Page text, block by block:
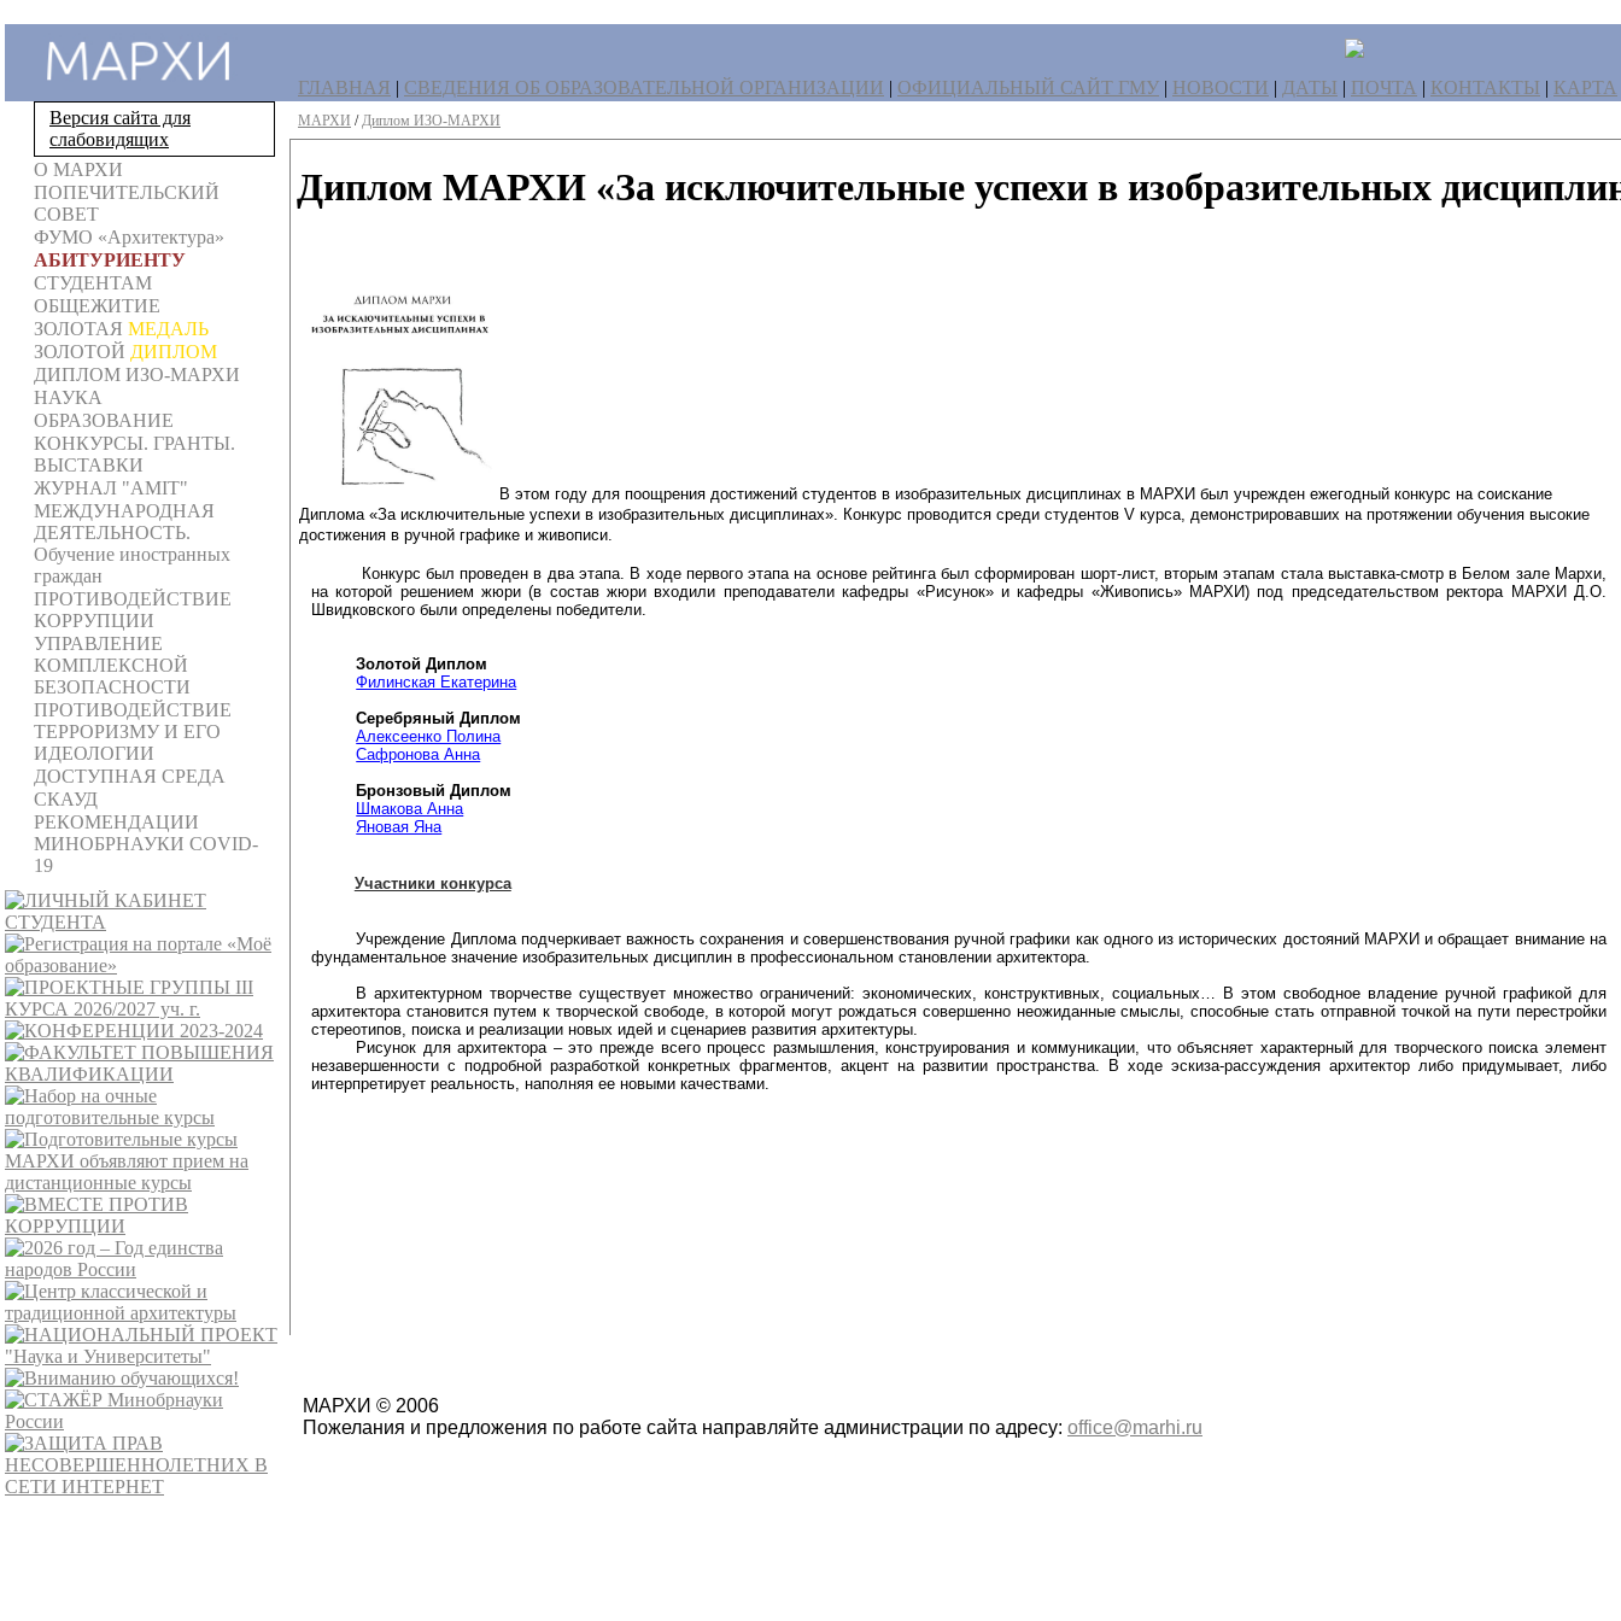
Версия сайта для
слабовидящих
О МАРХИ
ПОПЕЧИТЕЛЬСКИЙ
СОВЕТ
ФУМО «Архитектура»
АБИТУРИЕНТУ
СТУДЕНТАМ
ОБЩЕЖИТИЕ
ЗОЛОТАЯ МЕДАЛЬ
ЗОЛОТОЙ ДИПЛОМ
ДИПЛОМ ИЗО-МАРХИ
НАУКА
ОБРАЗОВАНИЕ
КОНКУРСЫ. ГРАНТЫ.
ВЫСТАВКИ
ЖУРНАЛ "AMIT"
МЕЖДУНАРОДНАЯ
ДЕЯТЕЛЬНОСТЬ.
Обучение иностранных
граждан
ПРОТИВОДЕЙСТВИЕ
КОРРУПЦИИ
УПРАВЛЕНИЕ
КОМПЛЕКСНОЙ
БЕЗОПАСНОСТИ
ПРОТИВОДЕЙСТВИЕ
ТЕРРОРИЗМУ И ЕГО
ИДЕОЛОГИИ
ДОСТУПНАЯ СРЕДА
СКАУД
РЕКОМЕНДАЦИИ
МИНОБРНАУКИ COVID-
19
ГЛАВНАЯ | СВЕДЕНИЯ ОБ ОБРАЗОВАТЕЛЬНОЙ ОРГАНИЗАЦИИ | ОФИЦИАЛЬНЫЙ САЙТ ГМУ | НОВОСТИ | ДАТЫ | ПОЧТА | КОНТАКТЫ | КАРТА
МАРХИ /Диплом ИЗО-МАРХИ
Диплом МАРХИ «За исключительные успехи в изобразительных
В этом году для поощрения достижений студентов в изобразительных дисциплинах в МАРХИ был учрежден ежегодный конкурс на соискание
Диплома «За исключительные успехи в изобразительных дисциплинах». Конкурс проводится среди студентов V курса, демонстрировавших на протяжении обучения высокие
достижения в ручной графике и живописи.
Конкурс был проведен в два этапа. В ходе первого этапа на основе рейтинга был сформирован шорт-лист, вторым этапам стала выставка-смотр в Белом зале Мархи,
на которой решением жюри (в состав жюри входили преподаватели кафедры «Рисунок» и кафедры «Живопись» МАРХИ) под председательством ректора МАРХИ Д.О.
Швидковского были определены победители.
Золотой Диплом
Филинская Екатерина
Серебряный Диплом
Алексеенко Полина
Сафронова Анна
Бронзовый Диплом
Шмакова Анна
Яновая Яна
Участники конкурса
Учреждение Диплома подчеркивает важность сохранения и совершенствования ручной графики как одного из исторических достояний МАРХИ и обращает внимание на
фундаментальное значение изобразительных дисциплин в профессиональном становлении архитектора.
В архитектурном творчестве существует множество ограничений: экономических, конструктивных, социальных… В этом свободное владение ручной графикой для
архитектора становится путем к творческой свободе, в которой могут рождаться совершенно неожиданные смыслы, способные стать отправной точкой на пути перестройки
стереотипов, поиска и реализации новых идей и сценариев развития архитектуры.
Рисунок для архитектора – это прежде всего процесс размышления, конструирования и коммуникации, что объясняет характерный для творческого поиска элемент
незавершенности с подробной разработкой конкретных фрагментов, акцент на развитии пространства. В ходе эскиза-рассуждения архитектор либо придумывает, либо
интерпретирует реальность, наполняя ее новыми качествами.
МАРХИ © 2006
Пожелания и предложения по работе сайта направляйте администрации по адресу: office@marhi.ru